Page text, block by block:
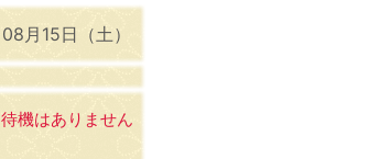
08月15日（土）
待機はありません